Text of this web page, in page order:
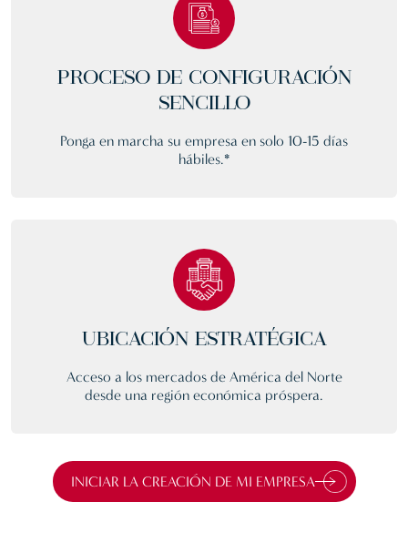
PROCESO DE CONFIGURACIÓN
SENCILLO
Ponga en marcha su empresa en solo 10-15 días
hábiles.*
UBICACIÓN ESTRATÉGICA
Acceso a los mercados de América del Norte
desde una región económica próspera.
INICIAR LA CREACIÓN DE MI EMPRESA